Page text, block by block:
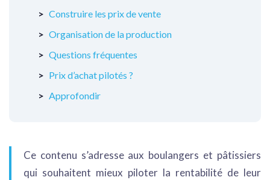
Construire les prix de vente
Organisation de la production
Questions fréquentes
Prix d’achat pilotés ?
Approfondir
Ce contenu s’adresse aux boulangers et pâtissiers
qui souhaitent mieux piloter la rentabilité de leur